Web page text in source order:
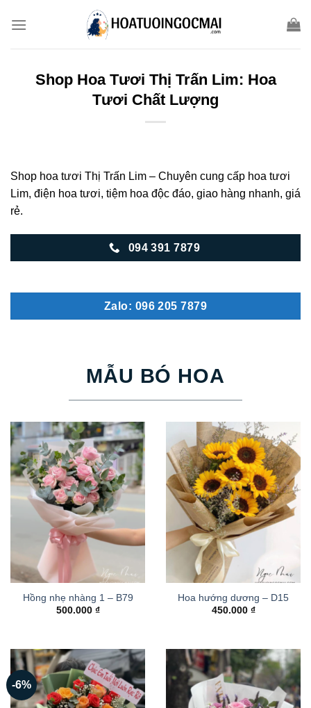
Shop Hoa Tươi Thị Trấn Lim: Hoa
Tươi Chất Lượng
Shop hoa tươi Thị Trấn Lim – Chuyên cung cấp hoa tươi
Lim, điện hoa tươi, tiệm hoa độc đáo, giao hàng nhanh, giá
rẻ.
094 391 7879
Zalo: 096 205 7879
MẪU BÓ HOA
Hồng nhẹ nhàng 1 – B79
500.000 ₫
Hoa hướng dương – D15
450.000 ₫
-6%